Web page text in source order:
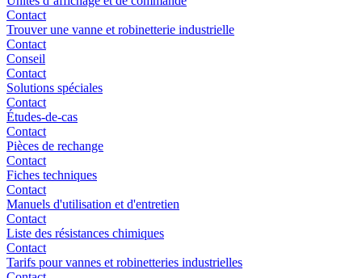
Contact
Trouver une vanne et robinetterie industrielle
Contact
Conseil
Contact
Solutions spéciales
Contact
Études-de-cas
Contact
Pièces de rechange
Contact
Fiches techniques
Contact
Manuels d'utilisation et d'entretien
Contact
Liste des résistances chimiques
Contact
Tarifs pour vannes et robinetteries industrielles